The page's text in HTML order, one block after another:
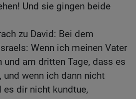
Und sie gingen beide
zu David: Bei dem
Wenn ich meinen Vater
am dritten Tage, dass es
wenn ich dann nicht
es dir nicht kundtue,